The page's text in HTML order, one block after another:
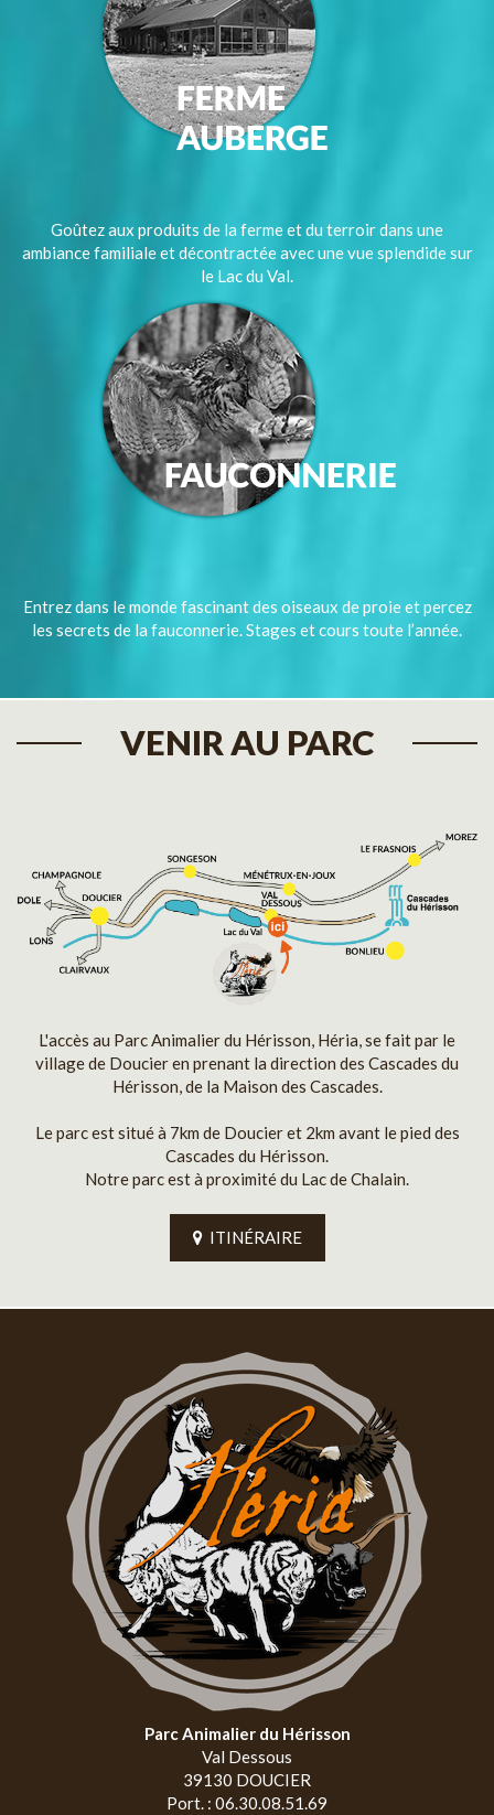
Goûtez aux produits de la ferme et du terroir dans une
ambiance familiale et décontractée avec une vue splendide sur
le Lac du Val.
Entrez dans le monde fascinant des oiseaux de proie et percez
les secrets de la fauconnerie. Stages et cours toute l’année.
VENIR AU PARC
L'accès au Parc Animalier du Hérisson, Héria, se fait par le
village de Doucier en prenant la direction des Cascades du
Hérisson, de la Maison des Cascades.
Le parc est situé à 7km de Doucier et 2km avant le pied des
Cascades du Hérisson.
Notre parc est à proximité du Lac de Chalain.
ITINÉRAIRE
Parc Animalier du Hérisson
Val Dessous
39130 DOUCIER
Port. : 06.30.08.51.69